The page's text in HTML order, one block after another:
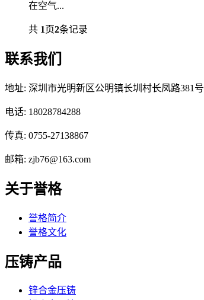
在空气...
共 1页2条记录
联系我们
地址: 深圳市光明新区公明镇长圳村长凤路381号
电话: 18028784288
传真: 0755-27138867
邮箱: zjb76@163.com
关于誉格
誉格简介
誉格文化
压铸产品
锌合金压铸